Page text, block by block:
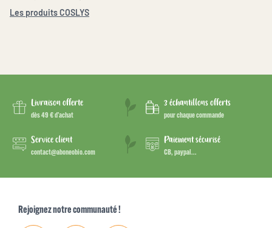
Les produits COSLYS
Livraison offerte
dès 49 € d’achat
3 échantillons offerts
pour chaque commande
Service client
contact@aboneobio.com
Paiement sécurisé
CB, paypal...
Rejoignez notre communauté !